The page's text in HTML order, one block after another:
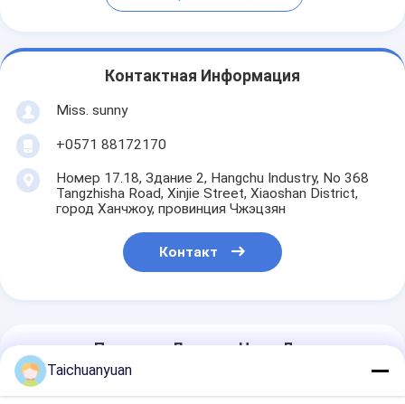
Контактная Информация
Miss. sunny
+0571 88172170
Номер 17.18, Здание 2, Hangchu Industry, No 368
Tangzhisha Road, Xinjie Street, Xiaoshan District,
город Ханчжоу, провинция Чжэцзян
Контакт
Получить Лучшую Цену Для
Taichuanyuan